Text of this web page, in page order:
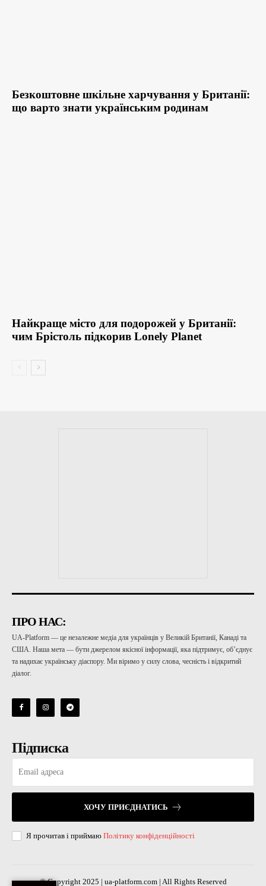
Безкоштовне шкільне харчування у Британії:
що варто знати українським родинам
Найкраще місто для подорожей у Британії:
чим Брістоль підкорив Lonely Planet
ПРО НАС:
UA-Platform — це незалежне медіа для українців у Великій Британії, Канаді та
США. Наша мета — бути джерелом якісної інформації, яка підтримує, об’єднує
та надихає українську діаспору. Ми віримо у силу слова, чесність і відкритий
діалог.
Підписка
ХОЧУ ПРИЄДНАТИСЬ
Я прочитав і приймаю Політику конфіденційності
© Copyright 2025 | ua-platform.com | All Rights Reserved